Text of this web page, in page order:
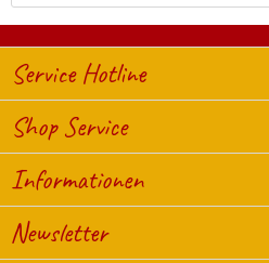
Service Hotline
Shop Service
Informationen
Newsletter